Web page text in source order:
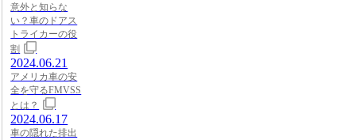
意外と知らな
い？車のドアス
トライカーの役
割
2024.06.21
アメリカ車の安
全を守るFMVSS
とは？
2024.06.17
車の隠れた排出